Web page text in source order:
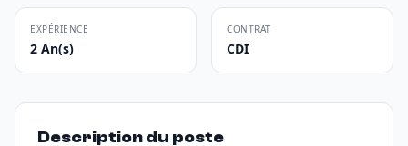
EXPÉRIENCE
2 An(s)
CONTRAT
CDI
Description du poste